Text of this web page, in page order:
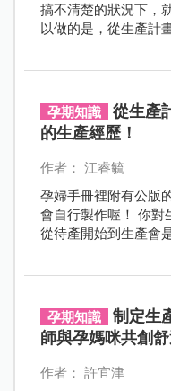
搞不清楚的狀況下，
以做的是，從生產計
孕期知識
從生產
的生產經歷！
作者： 江睿毓
孕婦手冊裡附有公版
會自行製作喔！ 你對
從待產開始到生產會
驗！
孕期知識
制定生
師與孕媽咪共創
作者： 許宜津